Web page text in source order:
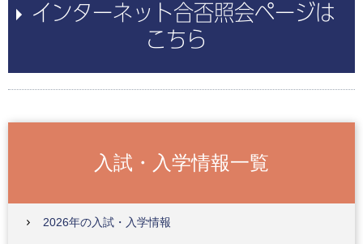
インターネット合否照会ページは
こちら
入試・入学情報一覧
2026年の入試・入学情報